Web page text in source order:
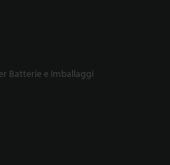
Batterie e Imballaggi